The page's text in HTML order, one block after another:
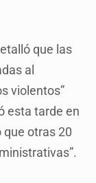
que las
al
violentos”
esta tarde en
otras 20